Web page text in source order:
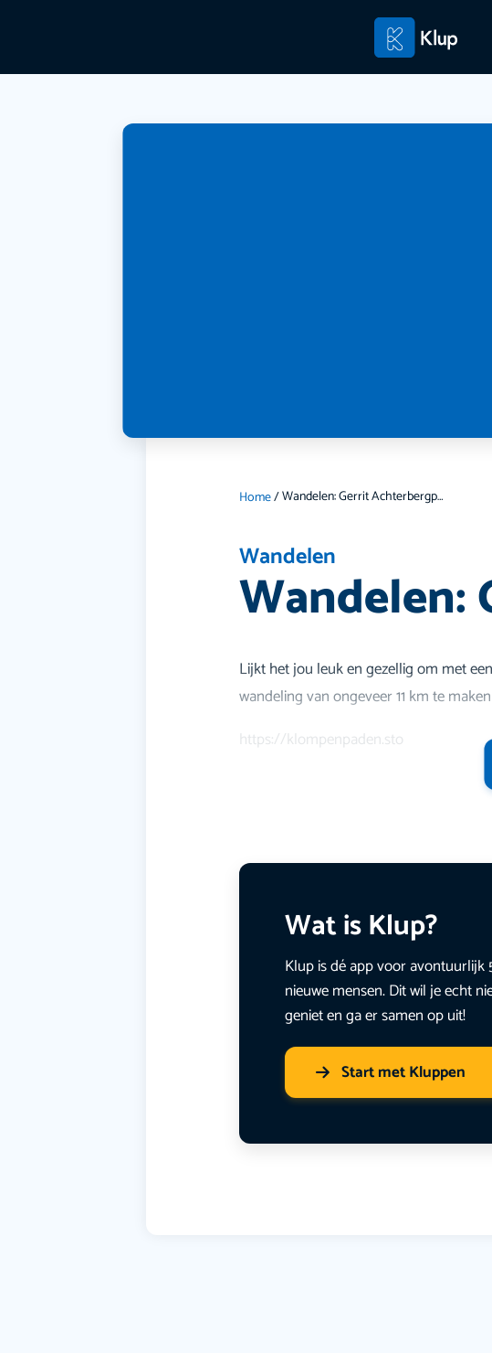
Home/ Wandelen: Gerrit Achterbergpad
Wandelen
Wandelen:
Lijkt het jou leuk en gezellig om met
wandeling van ongeveer 11 km te
https://klompenpaden.sto
Wat is Klup?
Klup is dé app voor avontuurlijk
nieuwe mensen. Dit wil je echt
geniet en ga er samen op uit!
Start met Kluppen